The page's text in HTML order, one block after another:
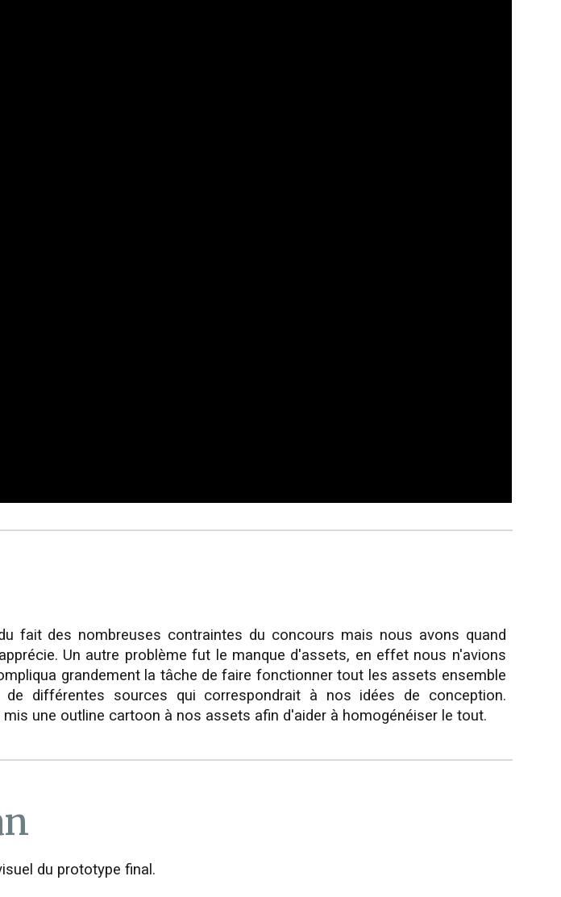
fait des nombreuses contraintes du concours mais nous avons quand
Un autre problème fut le manque d'assets, en effet nous n'avions
grandement la tâche de faire fonctionner tout les assets ensemble
différentes sources qui correspondrait à nos idées de conception.
une outline cartoon à nos assets afin d'aider à homogénéiser le tout.
du prototype final.